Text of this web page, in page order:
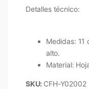
Detalles técnico:
Medidas: 11
alto.
Material:
SKU: CFH-Y02002